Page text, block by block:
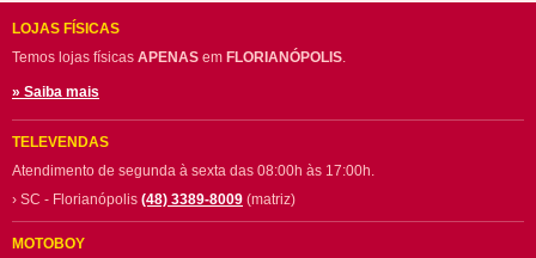
LOJAS FÍSICAS
Temos lojas físicas APENAS em FLORIANÓPOLIS.
» Saiba mais
TELEVENDAS
Atendimento de segunda à sexta das 08:00h às 17:00h.
› SC - Florianópolis (48) 3389-8009 (matriz)
MOTOBOY